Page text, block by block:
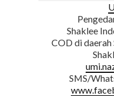
Shaklee
COD di
SMS/